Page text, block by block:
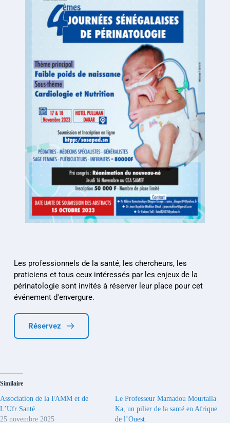
Les professionnels de la santé, les chercheurs, les
praticiens et tous ceux intéressés par les enjeux de la
périnatologie sont invités à réserver leur place pour cet
événement d'envergure.
Réservez
Similaire
Association de la FAMM et de
L’Ufr Santé
25 novembre 2025
Le Professeur Mamadou Mourtalla
Ka, un pilier de la santé en Afrique
de l’Ouest